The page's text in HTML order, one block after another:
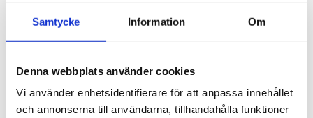
Samtycke Information Om
Denna webbplats använder cookies
Vi använder enhetsidentifierare för att anpassa innehållet
och annonserna till användarna, tillhandahålla funktioner
081-1 RULLKEDJA K2 5M-FÖRP.
1/2X1/8" SIMPLEX
188,15 kr
Lägg till i kundvagn
3/8" SIMPLEX 50 METER Rak bricka
195,55 kr